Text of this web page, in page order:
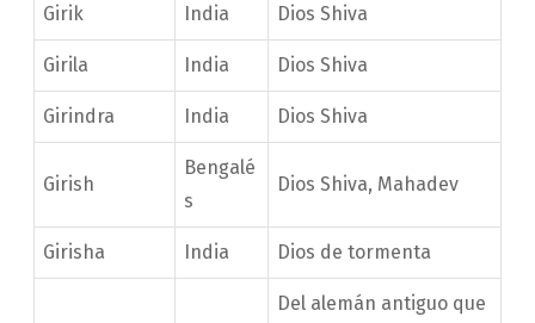
Girik India Dios Shiva
Girila India Dios Shiva
Girindra India Dios Shiva
Girish
Bengalé
s
Dios Shiva, Mahadev
Girisha India Dios de tormenta
Del alemán antiguo que